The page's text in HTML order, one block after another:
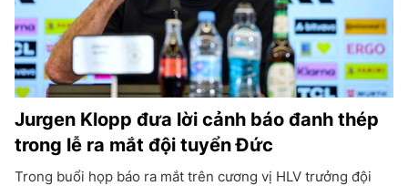
Jurgen Klopp đưa lời cảnh báo đanh thép
trong lễ ra mắt đội tuyển Đức
Trong buổi họp báo ra mắt trên cương vị HLV trưởng đội